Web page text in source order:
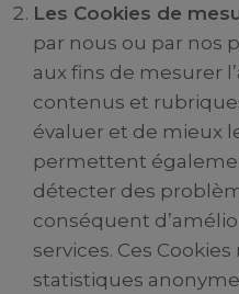
Les Cookies de
par nous ou par nos
aux fins de mesurer
contenus et
évaluer et de mieux
permettent
détecter des
conséquent
services. Ces
statistiques